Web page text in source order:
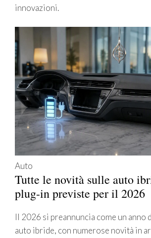
innovazioni.
Auto
Tutte le novità sulle auto
plug-in previste per il 2026
Il 2026 si preannuncia come un anno
auto ibride, con numerose novità in